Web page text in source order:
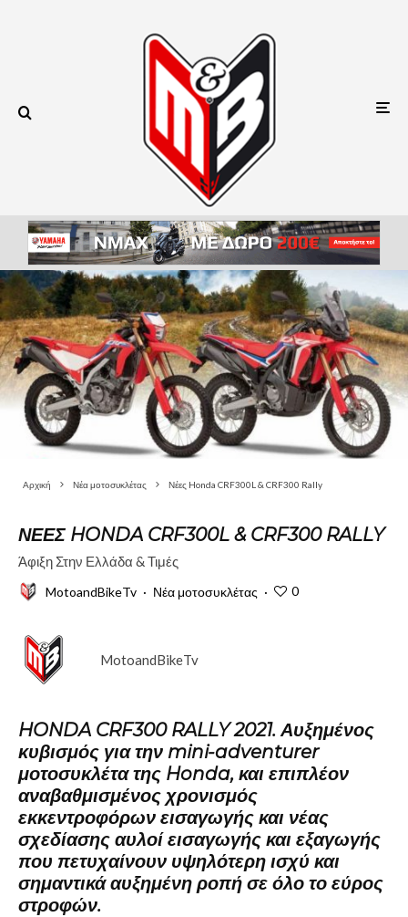
Αρχική Νέα μοτοσυκλέτας Νέες Honda CRF300L & CRF300 Rally
ΝΈΕΣ HONDA CRF300L & CRF300 RALLY
Άφιξη Στην Ελλάδα & Τιμές
MotoandBikeTv · Νέα μοτοσυκλέτας · 0
MotoandBikeTv
HONDA CRF300 RALLY 2021. Αυξημένος
κυβισμός για την mini-adventurer
μοτοσυκλέτα της Honda, και επιπλέον
αναβαθμισμένος χρονισμός
εκκεντροφόρων εισαγωγής και νέας
σχεδίασης αυλοί εισαγωγής και εξαγωγής
που πετυχαίνουν υψηλότερη ισχύ και
σημαντικά αυξημένη ροπή σε όλο το εύρος
στροφών.